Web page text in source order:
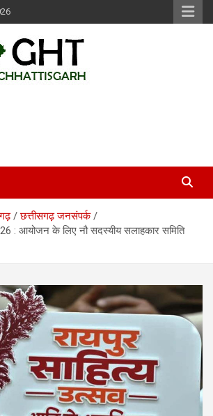
छत्तीसगढ़ जनसंपर्क
: आयोजन के लिए नौ सदस्यीय सलाहकार समिति